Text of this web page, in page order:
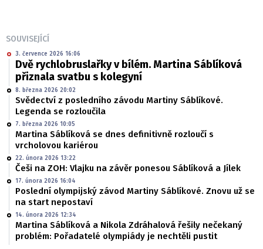
SOUVISEJÍCÍ
3. července 2026 16:06
Dvě rychlobruslařky v bílém. Martina Sáblíková
přiznala svatbu s kolegyní
8. března 2026 20:02
Svědectví z posledního závodu Martiny Sáblíkové.
Legenda se rozloučila
7. března 2026 10:05
Martina Sáblíková se dnes definitivně rozloučí s
vrcholovou kariérou
22. února 2026 13:22
Češi na ZOH: Vlajku na závěr ponesou Sáblíková a Jílek
17. února 2026 16:04
Poslední olympijský závod Martiny Sáblíkové. Znovu už se
na start nepostaví
14. února 2026 12:34
Martina Sáblíková a Nikola Zdráhalová řešily nečekaný
problém: Pořadatelé olympiády je nechtěli pustit